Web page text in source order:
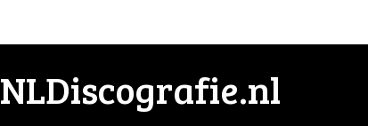
NLDiscografie.nl